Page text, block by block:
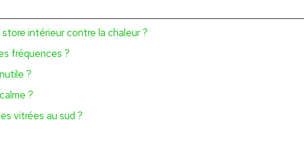
intérieur contre la chaleur ?
fréquences ?
?
?
vitrées au sud ?